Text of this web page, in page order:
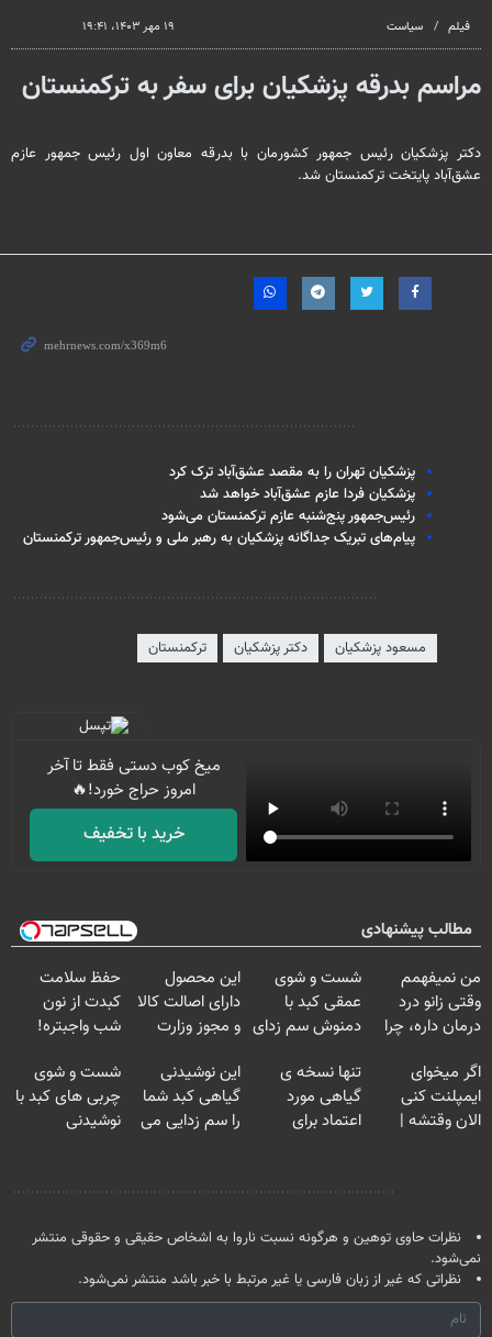
فیلم سیاست ۱۹ مهر ۱۴۰۳، ۱۹:۴۱
مراسم بدرقه پزشکیان برای سفر به ترکمنستان
دکتر پزشکیان رئیس جمهور کشورمان با بدرقه معاون اول رئیس جمهور عازم
عشق‌آباد پایتخت ترکمنستان شد.
پزشکیان تهران را به مقصد عشق‌آباد ترک کرد
پزشکیان فردا عازم عشق‌آباد خواهد شد
رئیس‌جمهور پنج‌شنبه عازم ترکمنستان می‌شود
پیام‌های تبریک جداگانه پزشکیان به رهبر ملی و رئیس‌جمهور ترکمنستان
مسعود پزشکیان دکتر پزشکیان ترکمنستان
میخ کوب دستی فقط تا آخر
امروز حراج خورد!🔥
خرید با تخفیف
مطالب پیشنهادی
من نمیفهمم
وقتی زانو درد
درمان داره، چرا
تحمل میکنی؟❗
شست و شوی
عمقی کبد با
دمنوش سم زدای
این محصول
دارای اصالت کالا
و مجوز وزارت
است(55%تخفیف)
حفظ سلامت
کبدت از نون
شب واجبتره!
اگر میخوای
ایمپلنت کنی
الان وقتشه |
تنها نسخه ی
گیاهی مورد
اعتماد برای
این نوشیدنی
گیاهی کبد شما
را سم زدایی می
شست و شوی
چربی های کبد با
نوشیدنی
نظرات حاوی توهین و هرگونه نسبت ناروا به اشخاص حقیقی و حقوقی منتشر
نمی‌شود.
نظراتی که غیر از زبان فارسی یا غیر مرتبط با خبر باشد منتشر نمی‌شود.